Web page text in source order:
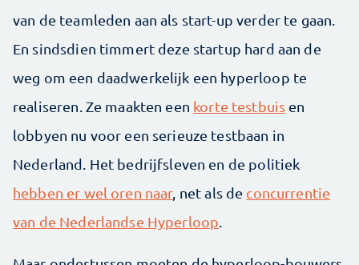
van de teamleden aan als start-up verder te gaan.
En sindsdien timmert deze startup hard aan de
weg om een daadwerkelijk een hyperloop te
realiseren. Ze maakten een korte testbuis en
lobbyen nu voor een serieuze testbaan in
Nederland. Het bedrijfsleven en de politiek
hebben er wel oren naar, net als de concurrentie
van de Nederlandse Hyperloop